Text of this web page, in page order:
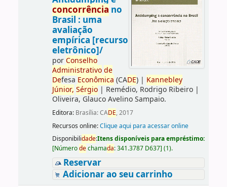
concorrência no
Brasil : uma
avaliação
empírica [recurso
eletrônico]/
porConselho
Administrativo de
Defesa Econômica (CADE)| Kannebley
Júnior, Sérgio| Remédio, Rodrigo Ribeiro|
Oliveira, Glauco Avelino Sampaio.
Editora: Brasília: CADE, 2017
Recursos online:Clique aqui para acessar online
Disponibilidade:Itens disponíveis para empréstimo:
[Númerodechamada:341.3787 D637] (1).
Reservar
Adicionar ao seu carrinho